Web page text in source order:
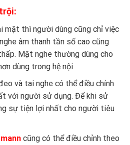
mặt thì người dùng cũng chỉ việc
âm thanh tần số cao cũng
Mặt nghe thường dùng cho
dùng trong hệ nội
và tai nghe có thể điều chỉnh
với người sử dụng. Để khi sử
sự tiện lợi nhất cho người tiêu
cũng có thể điều chỉnh theo